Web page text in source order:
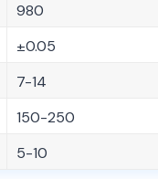
980
±0.05
7-14
150-250
5-10